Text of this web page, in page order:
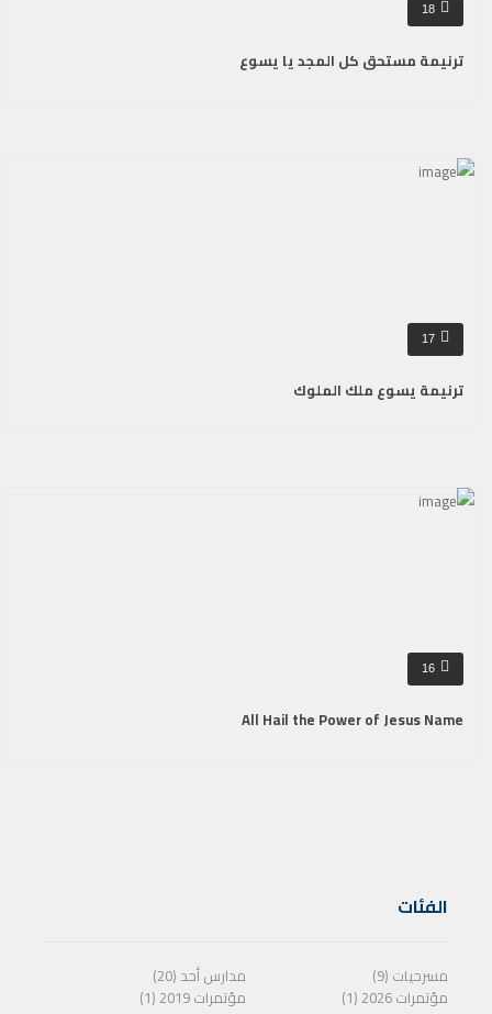
18
ترنيمة مستحق كل المجد يا يسوع
17
ترنيمة يسوع ملك الملوك
16
All Hail the Power of Jesus Name
الفئات
مسرحيات (9)
مدارس أحد (20)
مؤتمرات 2026 (1)
مؤتمرات 2019 (1)